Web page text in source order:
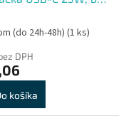
(do 24h-48h) (1 ks)
DPH
košíka